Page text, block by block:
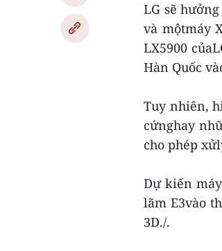
LG sẽ
và mộtmáy
LX5900
Hàn Quốc
Tuy nhiên,
cứnghay
cho phép
Dự kiến
lãm E3vào
3D./.